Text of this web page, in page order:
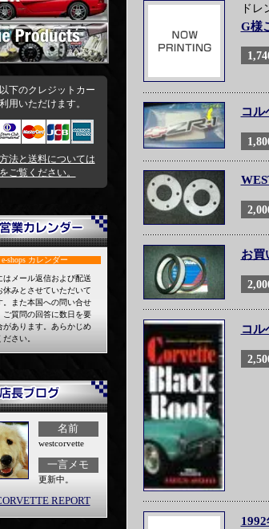
ド
G様
コ
お買
コル
下のクレジットカー
用いただけます。
法と送料については
ご覧ください。
e-shops カレンダー
はメール返信および配送
休みとさせていただいて
。また本国への問い合せ
ご質問の回答に数日を要
があります。あらかじめ
さい。
名前
westcorvette
一言メモ
更新中。
REPORT